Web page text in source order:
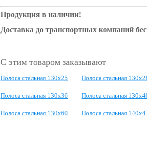
Продукция в наличии!
Доставка до транспортных компаний
С этим товаром заказывают
Полоса стальная 130x25 Полоса стальная
Полоса стальная 130x36 Полоса стальная
Полоса стальная 130x60 Полоса стальная 140x4